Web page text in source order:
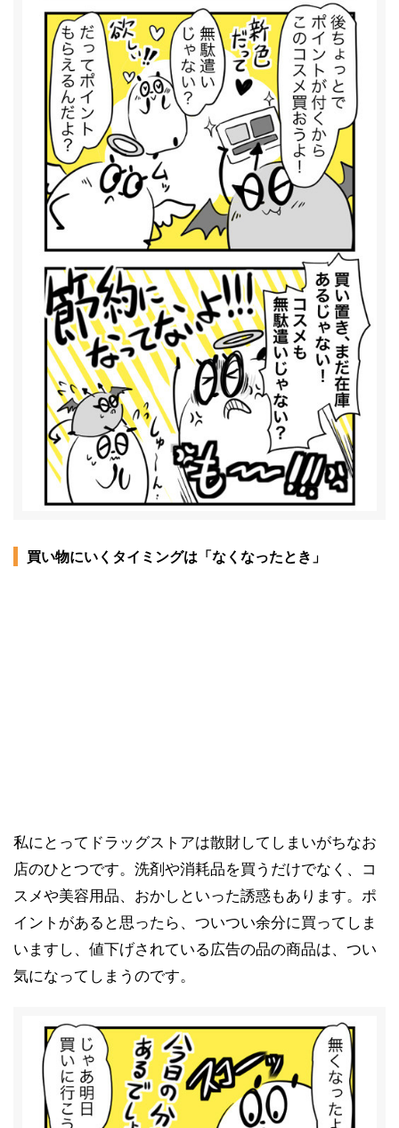
買い物にいくタイミングは「なくなったとき」
私にとってドラッグストアは散財してしまいがちなお
店のひとつです。洗剤や消耗品を買うだけでなく、コ
スメや美容用品、おかしといった誘惑もあります。ポ
イントがあると思ったら、ついつい余分に買ってしま
いますし、値下げされている広告の品の商品は、つい
気になってしまうのです。